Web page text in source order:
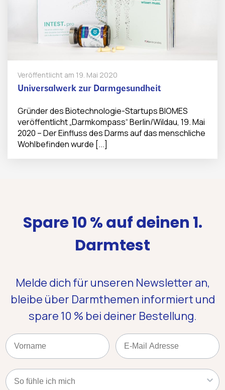
Veröffentlicht am 19. Mai 2020
Universalwerk zur Darmgesundheit
Gründer des Biotechnologie-Startups BIOMES
veröffentlicht „Darmkompass“ Berlin/Wildau, 19. Mai
2020 – Der Einfluss des Darms auf das menschliche
Wohlbefinden wurde [...]
Spare 10 % auf deinen 1.
Darmtest
Melde dich für unseren Newsletter an,
bleibe über Darmthemen informiert und
spare 10 % bei deiner Bestellung.
Name Email
Kategorie